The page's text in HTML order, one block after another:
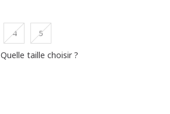
4 5
Quelle taille choisir ?